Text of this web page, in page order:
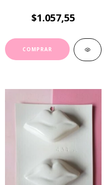
$1.057,55